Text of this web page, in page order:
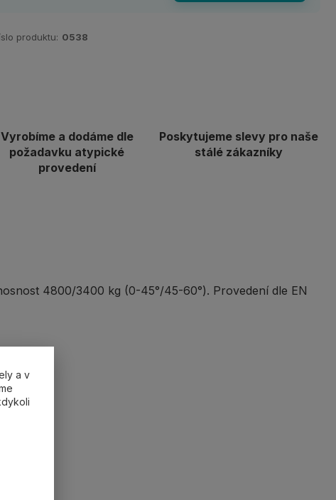
produktu: 0538
Vyrobíme a dodáme dle
požadavku atypické
provedení
Poskytujeme slevy pro naše
stálé zákazníky
4800/3400 kg (0-45°/45-60°). Provedení dle EN
a v